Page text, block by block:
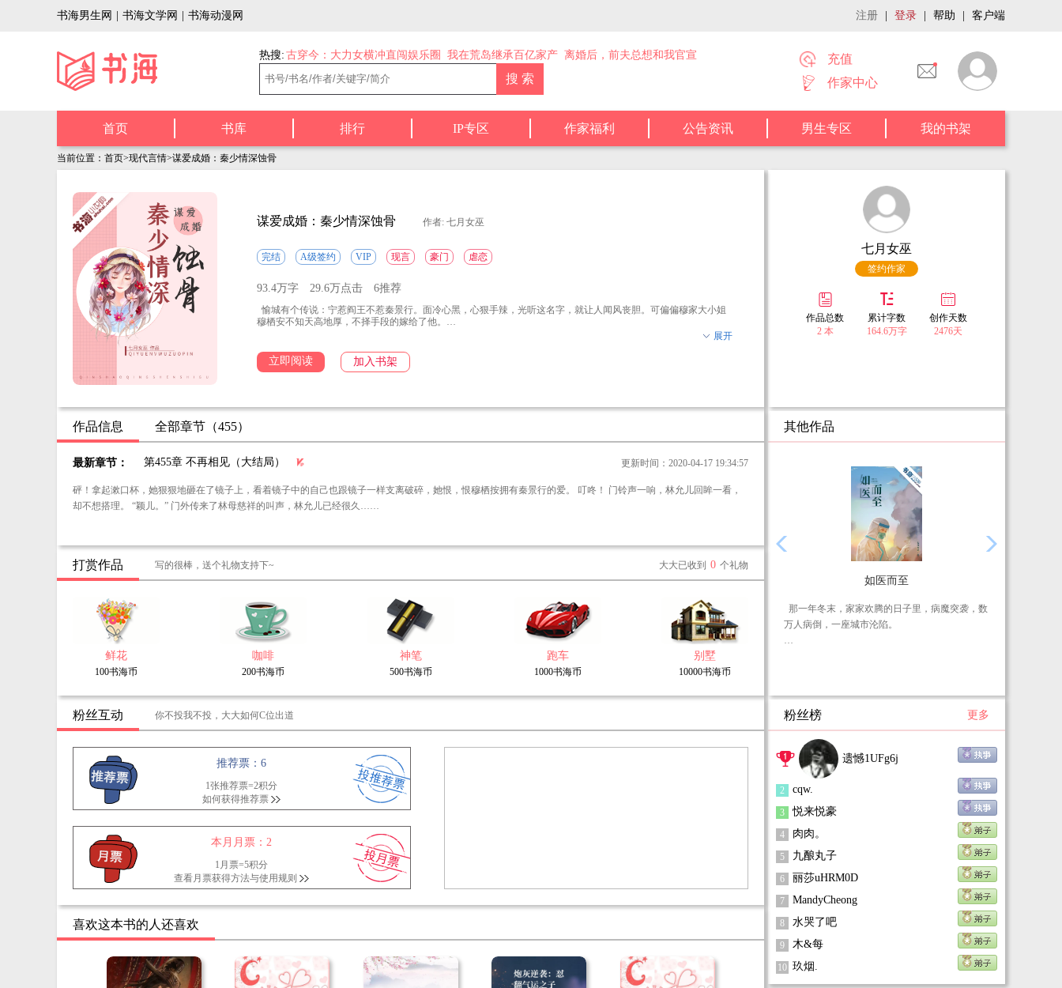
书海男生网 书海文学网 书海动漫网 注册 登录 帮助 客户端
热搜: 古穿今：大力女横冲直闯娱乐圈 我在荒岛继承百亿家产 离婚后，前夫总想和我官宣
充值
作家中心
首页 书库 排行 IP专区 作家福利 公告资讯 男生专区 我的书架
当前位置： 首页>现代言情>谋爱成婚：秦少情深蚀骨
谋爱成婚：秦少情深蚀骨 作者: 七月女巫
完结 A级签约 VIP 现言 豪门 虐恋
93.4万字 29.6万点击 6推荐
愉城有个传说：宁惹阎王不惹秦景行。面冷心黑，心狠手辣，光听这名字，就让人闻风丧胆。可偏偏穆家大小姐
穆栖安不知天高地厚，不择手段的嫁给了他。
展开
立即阅读 加入书架
作品信息 全部章节（455）
最新章节： 第455章 不再相见（大结局） 更新时间：2020-04-17 19:34:57
砰！拿起漱口杯，她狠狠地砸在了镜子上，看着镜子中的自己也跟镜子一样支离破碎，她恨，恨穆栖按拥有秦景行的爱。 叮咚！ 门铃声一响，林允儿回眸一看，
却不想搭理。 “颖儿。” 门外传来了林母慈祥的叫声，林允儿已经很久……
打赏作品 写的很棒，送个礼物支持下~ 大大已收到 0 个礼物
鲜花
100书海币
咖啡
200书海币
神笔
500书海币
跑车
1000书海币
别墅
10000书海币
粉丝互动 你不投我不投，大大如何C位出道
推荐票：6
1张推荐票=2积分
如何获得推荐票
本月月票：2
1月票=5积分
查看月票获得方法与使用规则
喜欢这本书的人还喜欢
七月女巫
签约作家
作品总数
2 本
累计字数
164.6万字
创作天数
2476天
其他作品
如医而至
那一年冬末，家家欢腾的日子里，病魔突袭，数
万人病倒，一座城市沦陷。
陈司尘收回手机：“我们拼搏的那个时候，竟然
陈默兮回头看了一眼空无一人的方舱医院，护目
镜上有了水雾。
粉丝榜 更多
遗憾1UFg6j
2 cqw.
3 悦来悦豪
4 肉肉。
5 九酿丸子
6 丽莎uHRM0D
7 MandyCheong
8 水哭了吧
9 木&每
10 玖烟.